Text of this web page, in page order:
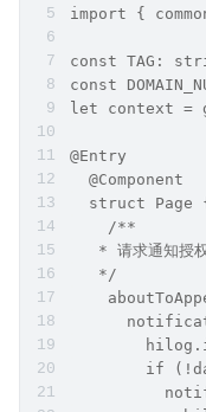
import {
const TAG:
const
let context =
@Entry
  @Component
struct Page
    /**
* 请求通知授
   */
if